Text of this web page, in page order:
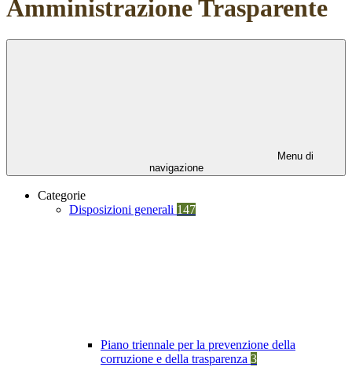
Amministrazione Trasparente
Menu di
navigazione
Categorie
Disposizioni generali 147
Piano triennale per la prevenzione della
corruzione e della trasparenza 3